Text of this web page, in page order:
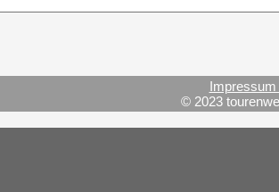
© 2023